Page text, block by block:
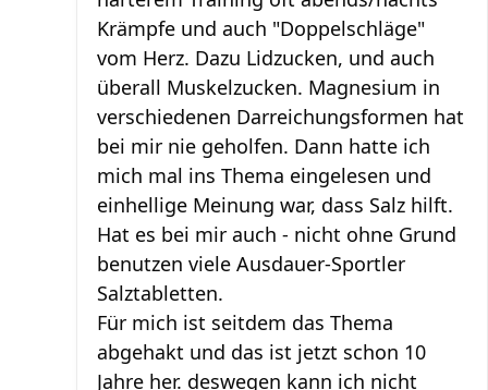
Krämpfe und auch "Doppelschläge"
vom Herz. Dazu Lidzucken, und auch
überall Muskelzucken. Magnesium in
verschiedenen Darreichungsformen hat
bei mir nie geholfen. Dann hatte ich
mich mal ins Thema eingelesen und
einhellige Meinung war, dass Salz hilft.
Hat es bei mir auch - nicht ohne Grund
benutzen viele Ausdauer-Sportler
Salztabletten.
Für mich ist seitdem das Thema
abgehakt und das ist jetzt schon 10
Jahre her. deswegen kann ich nicht